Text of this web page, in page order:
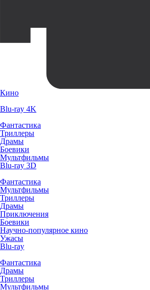
Кино
Blu-ray 4K
Фантастика
Триллеры
Драмы
Боевики
Мультфильмы
Blu-ray 3D
Фантастика
Мультфильмы
Триллеры
Драмы
Приключения
Боевики
Научно-популярное кино
Ужасы
Blu-ray
Фантастика
Драмы
Триллеры
Мультфильмы